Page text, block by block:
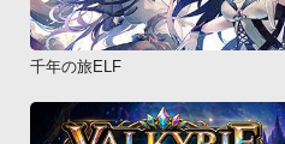
千年の旅ELF